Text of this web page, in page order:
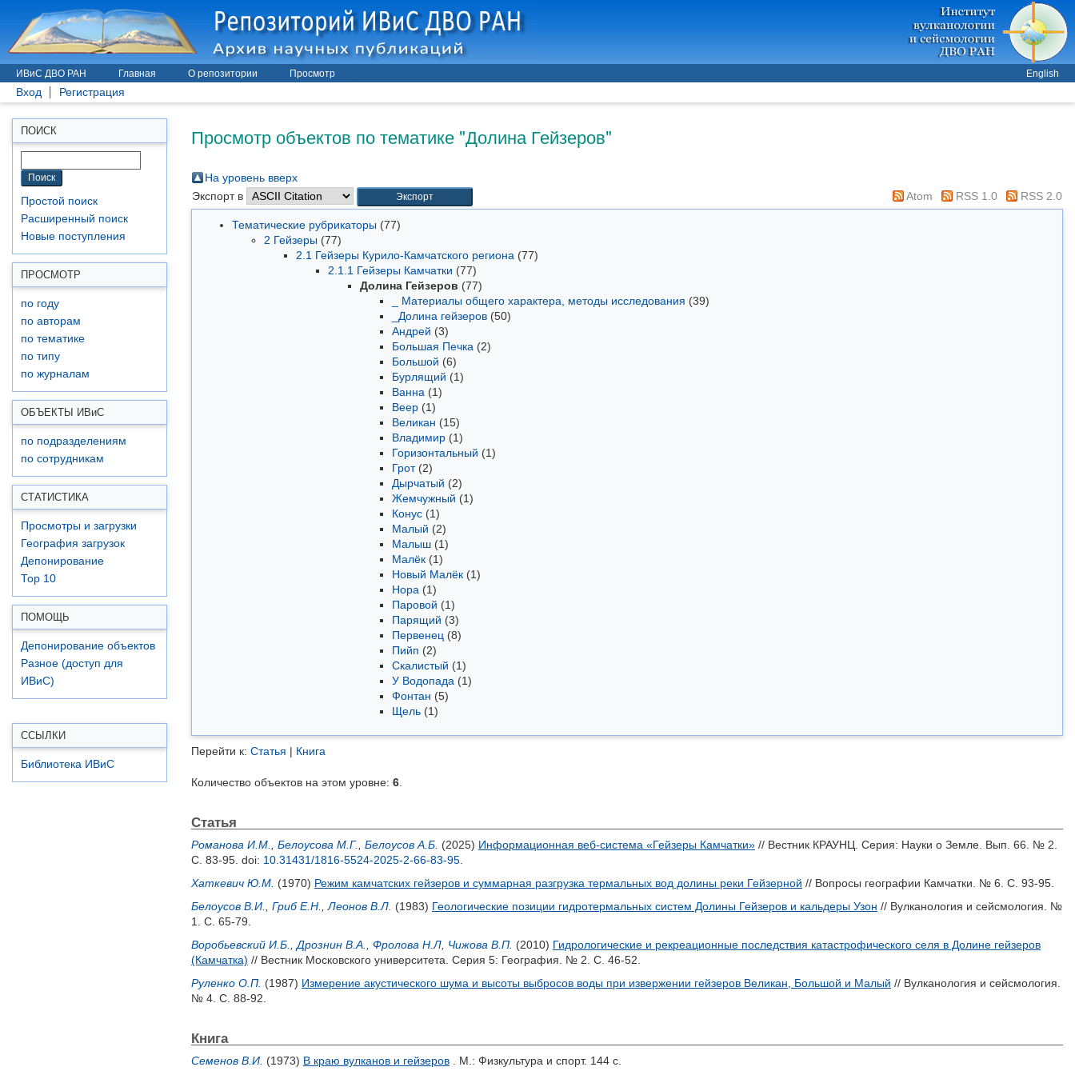
ИВиС ДВО РАН Главная О репозитории Просмотр English
Вход Регистрация
ПОИСК
Простой поиск
Расширенный поиск
Новые поступления
ПРОСМОТР
по году
по авторам
по тематике
по типу
по журналам
ОБЪЕКТЫ ИВиС
по подразделениям
по сотрудникам
СТАТИСТИКА
Просмотры и загрузки
География загрузок
Депонирование
Top 10
ПОМОЩЬ
Депонирование объектов
Разное (доступ для
ИВиС)
ССЫЛКИ
Библиотека ИВиС
Просмотр объектов по тематике "Долина Гейзеров"
На уровень вверх
Экспорт в
Atom RSS 1.0 RSS 2.0
Тематические рубрикаторы (77)
2 Гейзеры (77)
2.1 Гейзеры Курило-Камчатского региона (77)
2.1.1 Гейзеры Камчатки (77)
Долина Гейзеров (77)
_ Материалы общего характера, методы исследования (39)
_Долина гейзеров (50)
Андрей (3)
Большая Печка (2)
Большой (6)
Бурлящий (1)
Ванна (1)
Веер (1)
Великан (15)
Владимир (1)
Горизонтальный (1)
Грот(2)
Дырчатый (2)
Жемчужный (1)
Конус (1)
Малый (2)
Малыш (1)
Малёк (1)
Новый Малёк (1)
Нора (1)
Паровой (1)
Парящий (3)
Первенец (8)
Пийп (2)
Скалистый (1)
У Водопада (1)
Фонтан (5)
Щель (1)
Перейти к: Статья | Книга
Количество объектов на этом уровне: 6
Статья
Романова И.М. Белоусова М.Г. Белоусов А.Б. (2025) Информационная веб-система «Гейзеры Камчатки» // Вестник КРАУНЦ. Серия: Науки о Земле. Вып. 66. № 2.
С. 83-95. doi: 10.31431/1816-5524-2025-2-66-83-95
Хаткевич Ю.М. (1970) Режим камчатских гейзеров и суммарная разгрузка термальных вод долины реки Гейзерной // Вопросы географии Камчатки. № 6. С. 93-95.
Белоусов В.И.
Гриб Е.Н. Леонов В.Л. (1983) Геологические позиции гидротермальных систем Долины Гейзеров и кальдеры Узон // Вулканология и сейсмология. №
1. С. 65-79.
Воробьевский И.Б.
Дрознин В.А. Фролова Н.Л Чижова В.П. (2010) Гидрологические и рекреационные последствия катастрофического селя в Долине гейзеров
(Камчатка) // Вестник Московского университета. Серия 5: География. № 2. С. 46-52.
Руленко О.П. (1987) Измерение акустического шума и высоты выбросов воды при извержении гейзеров Великан, Большой и Малый // Вулканология и сейсмология.
№ 4. С. 88-92.
Книга
Семенов В.И. (1973) В краю вулканов и гейзеров . М.: Физкультура и спорт. 144 с.